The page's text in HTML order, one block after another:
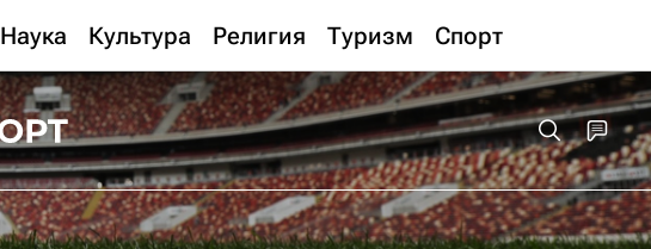
Наука Культура Религия Туризм Спорт